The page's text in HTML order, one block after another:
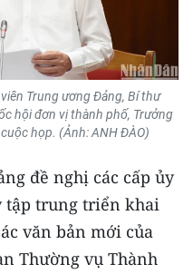
Trung ương Đảng, Bí thư
hội đơn vị thành phố, Trưởng
họp. (Ảnh: ANH ĐÀO)
đề nghị các cấp ủy
tập trung triển khai
văn bản mới của
Thường vụ Thành